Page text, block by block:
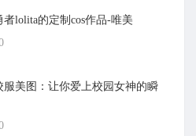
者lolita的定制cos作品-唯美
服美图：让你爱上校园女神的瞬